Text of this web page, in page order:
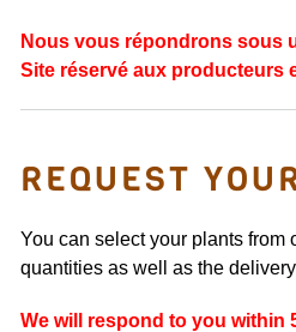
Nous vous répondrons sous
Site réservé aux producteurs
REQUEST
You can select your plants from
quantities as well as the
We will respond to you within